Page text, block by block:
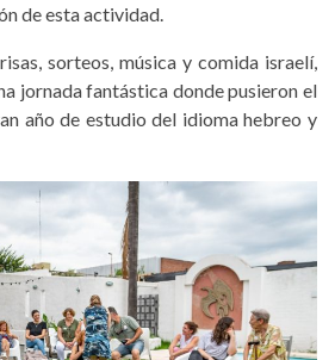
de esta actividad.
sorteos, música y comida israelí,
jornada fantástica donde pusieron el
año de estudio del idioma hebreo y